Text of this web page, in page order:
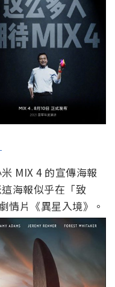
MIX 4 的宣傳海報
海報似乎在「致
情片《異星入境》。